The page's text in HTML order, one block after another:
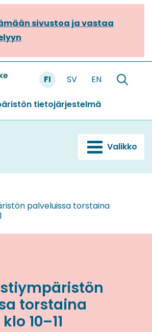
sivustoa ja vastaa
FI SV EN
Hae
tietojärjestelmä
Valikko
palveluissa torstaina
torstaina
10–11